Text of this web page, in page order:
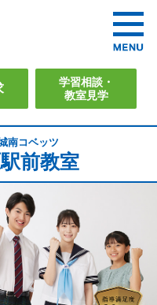
学習相談・
教室見学
南コベッツ
前教室